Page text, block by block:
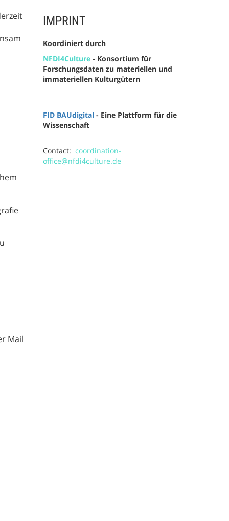
Mail
IMPRINT
Koordiniert durch
NFDI4Culture- Konsortium für
Forschungsdaten zu materiellen und
immateriellen Kulturgütern
FID BAUdigital - Eine Plattform für die
Wissenschaft
Contact: coordination-
office@nfdi4culture.de